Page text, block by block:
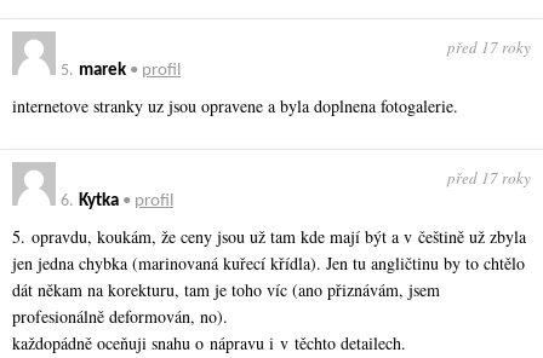
5. marek • profil
před 17 roky
internetove stranky uz jsou opravene a byla doplnena fotogalerie.
6. Kytka • profil
před 17 roky
5. opravdu, koukám, že ceny jsou už tam kde mají být a v češtině už zbyla
jen jedna chybka (marinovaná kuřecí křídla). Jen tu angličtinu by to chtělo
dát někam na korekturu, tam je toho víc (ano přiznávám, jsem
profesionálně deformován, no).
každopádně oceňuji snahu o nápravu i v těchto detailech.